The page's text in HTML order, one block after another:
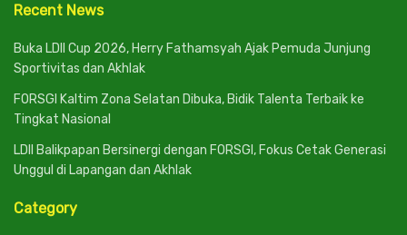
Recent News
Buka LDII Cup 2026, Herry Fathamsyah Ajak Pemuda Junjung
Sportivitas dan Akhlak
FORSGI Kaltim Zona Selatan Dibuka, Bidik Talenta Terbaik ke
Tingkat Nasional
LDII Balikpapan Bersinergi dengan FORSGI, Fokus Cetak Generasi
Unggul di Lapangan dan Akhlak
Category